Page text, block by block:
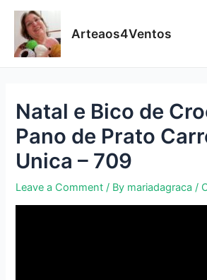
content
Arteaos4Ventos
Natal e Bico de
Pano de Prato
Unica – 709
Leave a Comment / By mariadagraca /